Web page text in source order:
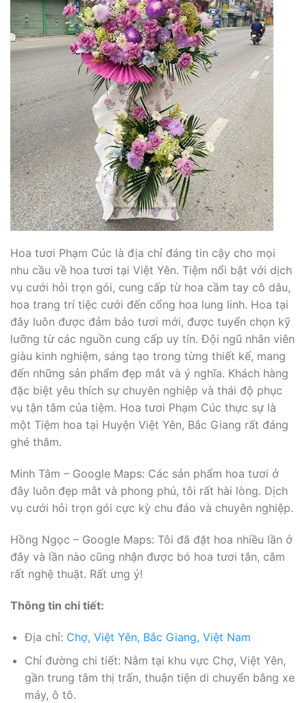
Hoa tươi Phạm Cúc là địa chỉ đáng tin cậy cho mọi
nhu cầu về hoa tươi tại Việt Yên. Tiệm nổi bật với dịch
vụ cưới hỏi trọn gói, cung cấp từ hoa cầm tay cô dâu,
hoa trang trí tiệc cưới đến cổng hoa lung linh. Hoa tại
đây luôn được đảm bảo tươi mới, được tuyển chọn kỹ
lưỡng từ các nguồn cung cấp uy tín. Đội ngũ nhân viên
giàu kinh nghiệm, sáng tạo trong từng thiết kế, mang
đến những sản phẩm đẹp mắt và ý nghĩa. Khách hàng
đặc biệt yêu thích sự chuyên nghiệp và thái độ phục
vụ tận tâm của tiệm. Hoa tươi Phạm Cúc thực sự là
một Tiệm hoa tại Huyện Việt Yên, Bắc Giang rất đáng
ghé thăm.
Minh Tâm – Google Maps: Các sản phẩm hoa tươi ở
đây luôn đẹp mắt và phong phú, tôi rất hài lòng. Dịch
vụ cưới hỏi trọn gói cực kỳ chu đáo và chuyên nghiệp.
Hồng Ngọc – Google Maps: Tôi đã đặt hoa nhiều lần ở
đây và lần nào cũng nhận được bó hoa tươi tắn, cắm
rất nghệ thuật. Rất ưng ý!
Thông tin chi tiết:
Địa chỉ: Chợ, Việt Yên, Bắc Giang, Việt Nam
Chỉ đường chi tiết: Nằm tại khu vực Chợ, Việt Yên,
gần trung tâm thị trấn, thuận tiện di chuyển bằng xe
máy, ô tô.